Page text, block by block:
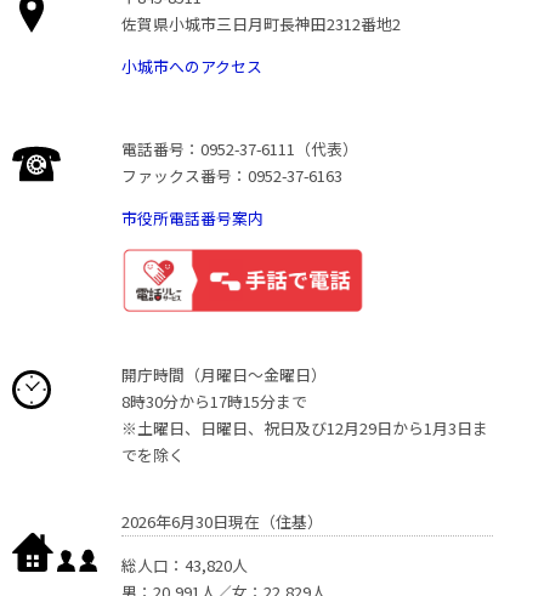
佐賀県小城市三日月町長神田2312番地2
小城市へのアクセス
電話番号：0952-37-6111（代表）
ファックス番号：0952-37-6163
市役所電話番号案内
開庁時間（月曜日〜金曜日）
8時30分から17時15分まで
※土曜日、日曜日、祝日及び12月29日から1月3日ま
でを除く
2026年6月30日現在（住基）
総人口：43,820人